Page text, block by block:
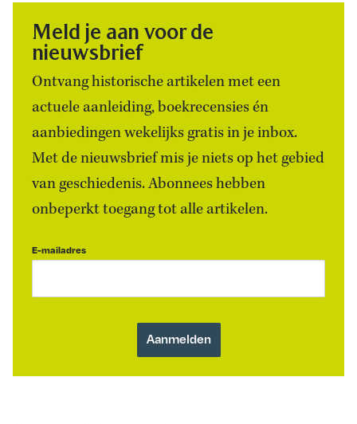
Meld je aan voor de
nieuwsbrief
Ontvang historische artikelen met een
actuele aanleiding, boekrecensies én
aanbiedingen wekelijks gratis in je inbox.
Met de nieuwsbrief mis je niets op het gebied
van geschiedenis. Abonnees hebben
onbeperkt toegang tot alle artikelen.
E-mailadres